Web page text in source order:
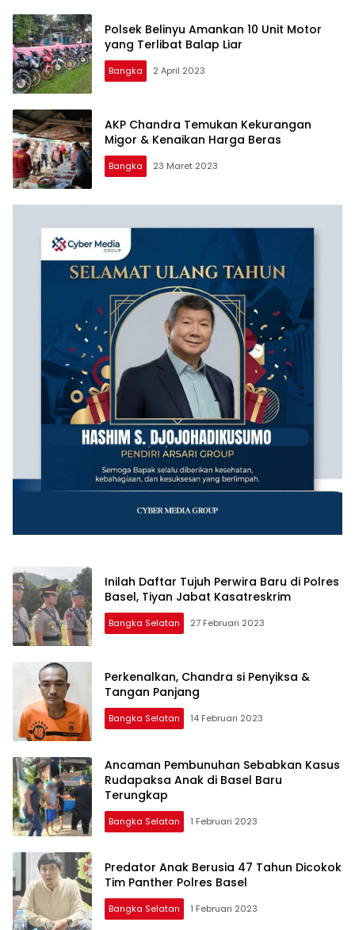
Polsek Belinyu Amankan 10 Unit Motor
yang Terlibat Balap Liar
Bangka 2 April 2023
AKP Chandra Temukan Kekurangan
Migor & Kenaikan Harga Beras
Bangka 23 Maret 2023
Inilah Daftar Tujuh Perwira Baru di Polres
Basel, Tiyan Jabat Kasatreskrim
Bangka Selatan 27 Februari 2023
Perkenalkan, Chandra si Penyiksa &
Tangan Panjang
Bangka Selatan 14 Februari 2023
Ancaman Pembunuhan Sebabkan Kasus
Rudapaksa Anak di Basel Baru
Terungkap
Bangka Selatan 1 Februari 2023
Predator Anak Berusia 47 Tahun Dicokok
Tim Panther Polres Basel
Bangka Selatan 1 Februari 2023